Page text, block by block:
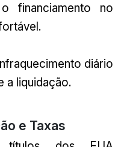
financiamento no
diário
a liquidação.
e Taxas